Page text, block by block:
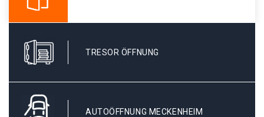
TRESOR ÖFFNUNG
AUTOÖFFNUNG MECKENHEIM